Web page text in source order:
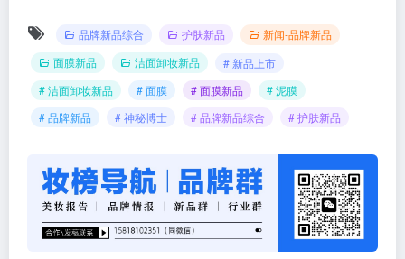
品牌新品综合 护肤新品
新闻-品牌新品
面膜新品
洁面卸妆新品
# 新品上市
# 洁面卸妆新品
# 面膜 # 面膜新品
# 泥膜
# 品牌新品
# 神秘博士 # 品牌新品综合 # 护肤新品